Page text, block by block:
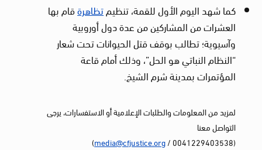
كما شهد اليوم الأول للقمة، تنظيمتظاهرةقام بها
العشرات من المشاركين من عدة دول أوروبية
وآسيوية؛ تطالب بوقف قتل الحيوانات تحت شعار
“النظام النباتي هو الحل”، وذلك أمام قاعة
المؤتمرات بمدينة شرم الشيخ.
لمزيد من المعلومات والطلبات الإعلامية أو الاستفسارات، يرجى
التواصل معنا
(0041229403538 /
media@cfjustice.org
)